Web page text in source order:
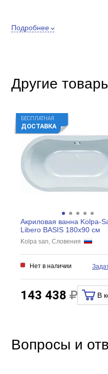
Форма
Дополнительно
Расположение
Регулировка высоты
Регулировка ширины
Створки
Подробнее
Другие
БЕСПЛАТНАЯ
ДОСТАВКА
Акриловая ванна Kolpa-
Libero BASIS 180x90 см
Kolpa san, Словения
Нет в наличии
143 438 В
Вопросы и